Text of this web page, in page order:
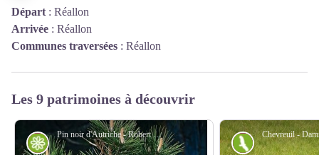
Départ : Réallon
Arrivée : Réallon
Communes traversées : Réallon
Les 9 patrimoines à découvrir
Pin noir d'Autriche - Robert Chevalier - PNE
Flore Faune